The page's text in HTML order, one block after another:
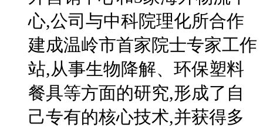
心,公司与中科院理化所合作
建成温岭市首家院士专家工作
站,从事生物降解、环保塑料
餐具等方面的研究,形成了自
己专有的核心技术,并获得多